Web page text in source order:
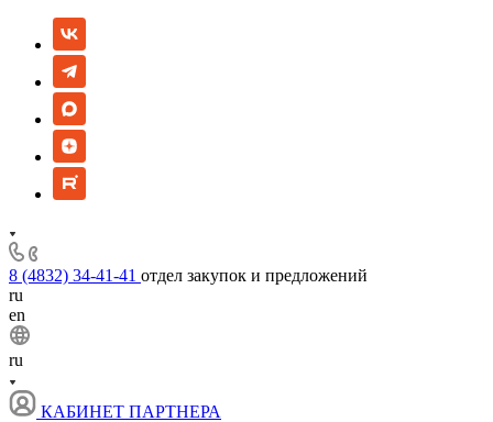
8 (4832) 34-41-41 отдел закупок и предложений
ru
en
ru
КАБИНЕТ ПАРТНЕРА